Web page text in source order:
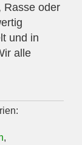
Rasse oder
und in
alle
,